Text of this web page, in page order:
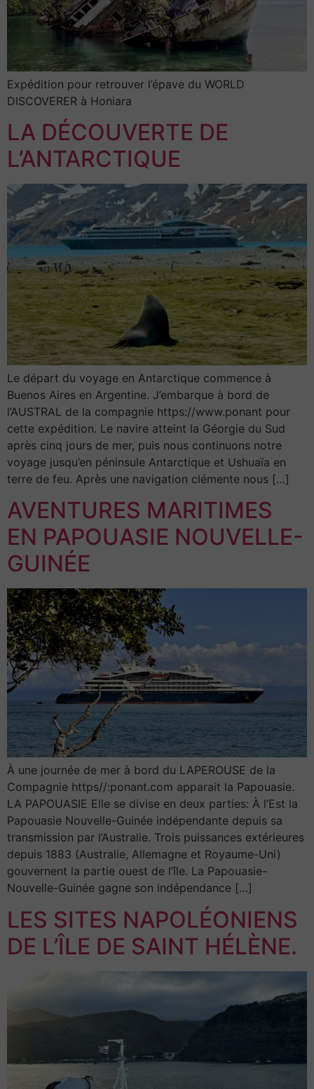
Expédition pour retrouver l’épave du WORLD
DISCOVERER à Honiara
LA DÉCOUVERTE DE
L’ANTARCTIQUE
Le départ du voyage en Antarctique commence à
Buenos Aires en Argentine. J’embarque à bord de
l’AUSTRAL de la compagnie https://www.ponant pour
cette expédition. Le navire atteint la Géorgie du Sud
après cinq jours de mer, puis nous continuons notre
voyage jusqu’en péninsule Antarctique et Ushuaïa en
terre de feu. Après une navigation clémente nous […]
AVENTURES MARITIMES
EN PAPOUASIE NOUVELLE-
GUINÉE
À une journée de mer à bord du LAPEROUSE de la
Compagnie https//:ponant.com apparait la Papouasie.
LA PAPOUASIE Elle se divise en deux parties: À l’Est la
Papouasie Nouvelle-Guinée indépendante depuis sa
transmission par l’Australie. Trois puissances extérieures
depuis 1883 (Australie, Allemagne et Royaume-Uni)
gouvernent la partie ouest de l’île. La Papouasie-
Nouvelle-Guinée gagne son indépendance […]
LES SITES NAPOLÉONIENS
DE L’ÎLE DE SAINT HÉLÈNE.